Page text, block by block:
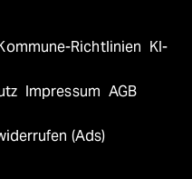
Richtlinien KI-
Impressum AGB
(Ads)